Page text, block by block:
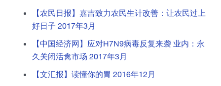
【农民日报】嘉吉致力农民生计改善：让农民过上
好日子 2017年3月
【中国经济网】应对H7N9病毒反复来袭 业内：永
久关闭活禽市场 2017年3月
【文汇报】读懂你的胃 2016年12月